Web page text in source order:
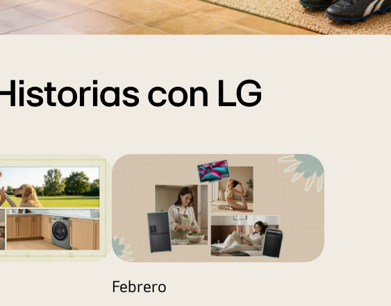
con LG
Febrero